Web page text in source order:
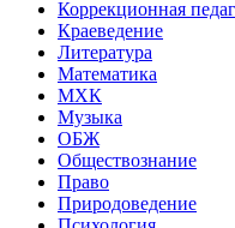
Коррекционная
Краеведение
Литература
Математика
МХК
Музыка
ОБЖ
Обществознание
Право
Природоведение